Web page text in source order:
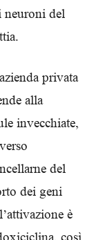
neuroni del
privata
alla
invecchiate,
del
dei geni
è
così